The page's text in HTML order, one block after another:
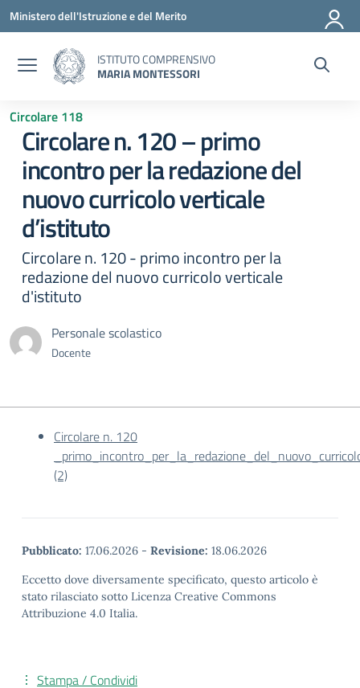
Vai ai contenuti
Vai al menu di navigazione
Vai al footer
Ministero dell'Istruzione e del Merito
ISTITUTO COMPRENSIVO
MARIA MONTESSORI
Circolare 118
Circolare n. 120 – primo
incontro per la redazione del
nuovo curricolo verticale
d’istituto
Circolare n. 120 - primo incontro per la
redazione del nuovo curricolo verticale
d'istituto
Personale scolastico
Docente
Circolare n. 120
(2)
Pubblicato: 17.06.2026 - Revisione: 18.06.2026
Eccetto dove diversamente specificato, questo articolo è
stato rilasciato sotto Licenza Creative Commons
Attribuzione 4.0 Italia.
Stampa / Condividi